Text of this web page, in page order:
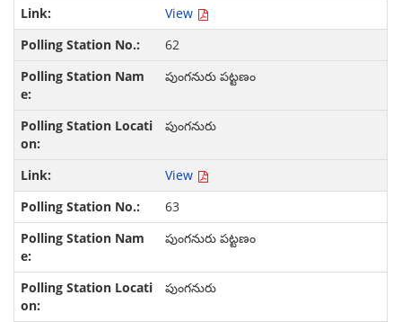
View
62
పుంగనురు పట్టణం
పుంగనురు
View
63
పుంగనురు పట్టణం
పుంగనురు